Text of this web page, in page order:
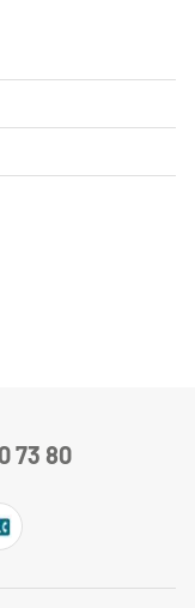
73 80